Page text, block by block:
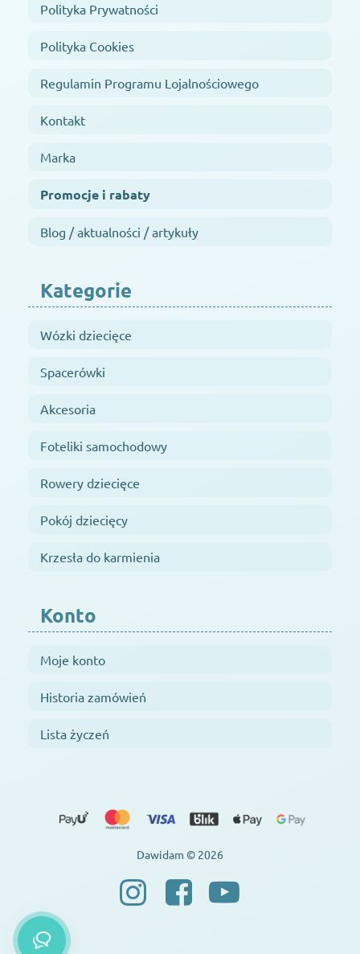
Polityka Prywatności
Polityka Cookies
Regulamin Programu Lojalnościowego
Kontakt
Marka
Promocje i rabaty
Blog / aktualności / artykuły
Kategorie
Wózki dziecięce
Spacerówki
Akcesoria
Foteliki samochodowy
Rowery dziecięce
Pokój dziecięcy
Krzesła do karmienia
Konto
Moje konto
Historia zamówień
Lista życzeń
Dawidam © 2026